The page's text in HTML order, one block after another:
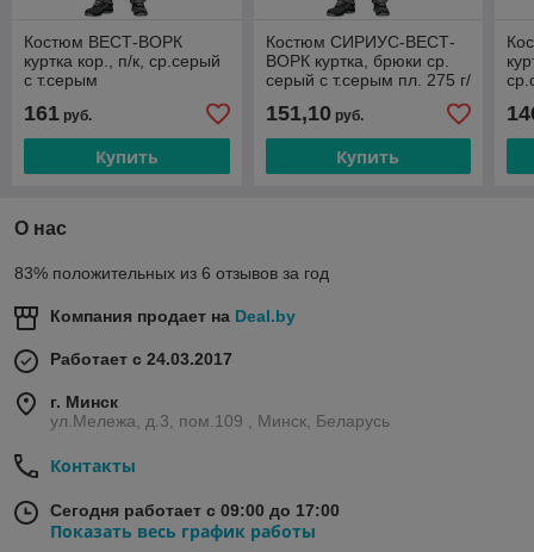
Костюм ВЕСТ-ВОРК
куртка кор., п/к, ср.серый
с т.серым
161 руб.
Купить
Костюм СИРИУС-ВЕСТ-
ВОРК куртка, брюки ср.
серый с т.серым пл. 275 г/
151,10руб.
Купить
О нас
83% положительных из 6 отзывов за год
Компания продает на Deal.by
Работает с 24.03.2017
г. Минск
ул.Мележа, д.3, пом.109 , Минск, Беларусь
Контакты
Сегодня работает с 09:00 до 17:00
Показать весь график работы